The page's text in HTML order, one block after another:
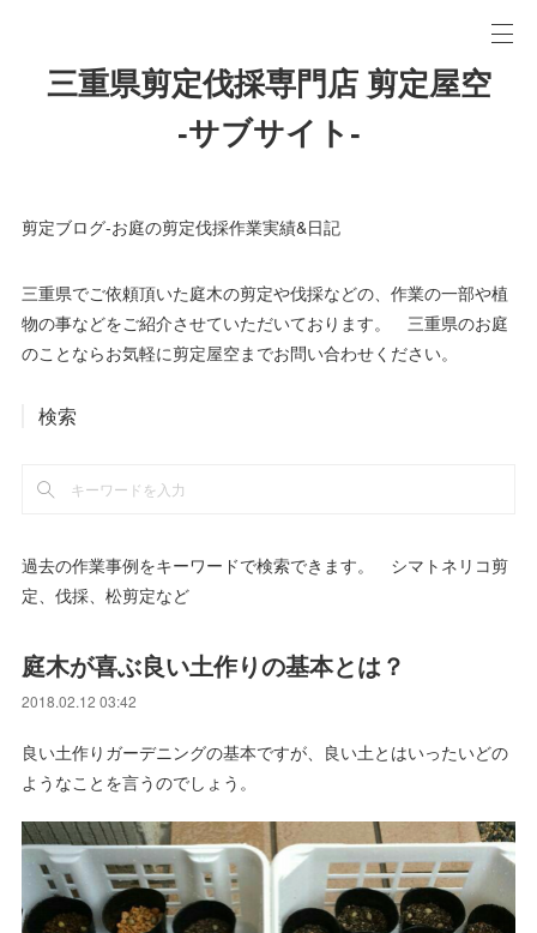
三重県剪定伐採専門店 剪定屋空
-サブサイト-
剪定ブログ-お庭の剪定伐採作業実績&日記
三重県でご依頼頂いた庭木の剪定や伐採などの、作業の一部や植
物の事などをご紹介させていただいております。 三重県のお庭
のことならお気軽に剪定屋空までお問い合わせください。
検索
過去の作業事例をキーワードで検索できます。 シマトネリコ剪
定、伐採、松剪定など
庭木が喜ぶ良い土作りの基本とは？
2018.02.12 03:42
良い土作りガーデニングの基本ですが、良い土とはいったいどの
ようなことを言うのでしょう。